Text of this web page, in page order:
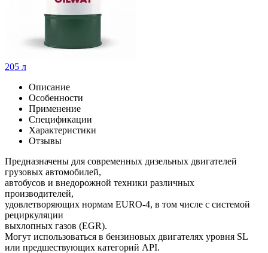
205 л
Описание
Особенности
Применение
Спецификации
Характеристики
Отзывы
Предназначены для современных дизельных двигателей
грузовых автомобилей,
автобусов и внедорожной техники различных
производителей,
удовлетворяющих нормам EURO-4, в том числе с системой
рециркуляции
выхлопных газов (EGR).
Могут использоваться в бензиновых двигателях уровня SL
или предшествующих категорий API.